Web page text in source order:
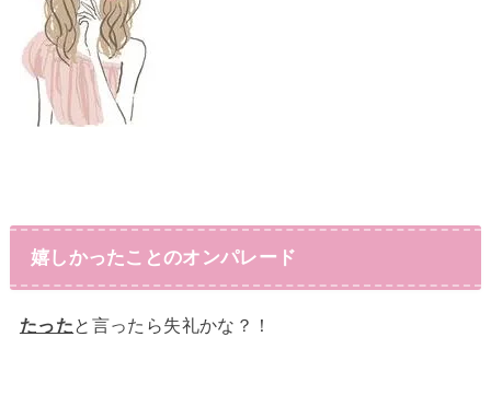
嬉しかったことのオンパレード
たったと言ったら失礼かな？！